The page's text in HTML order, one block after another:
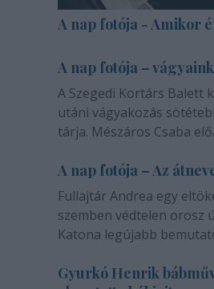
A nap fotója - Amikor
A nap fotója –
A Szegedi Kortárs Balett
utáni vágyakozás
tárja. Mészáros Csaba
A nap fotója – Az
Fullajtár Andrea egy
szemben védtelen orosz
Katona legújabb
Gyurkó Henrik